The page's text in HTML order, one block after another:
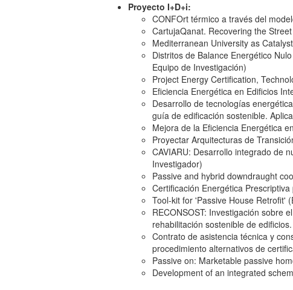
Proyecto I+D+i:
CONFOrt térmico a través del
CartujaQanat. Recovering the
Mediterranean University as
Distritos de Balance Energético
Equipo de Investigación)
Project Energy Certification,
Eficiencia Energética en Edificios
Desarrollo de tecnologías
guía de edificación sostenible.
Mejora de la Eficiencia Energética
Proyectar Arquitecturas de
CAVIARU: Desarrollo integrado de
Investigador)
Passive and hybrid downdraught
Certificación Energética
Tool-kit for 'Passive House Retrofit'
RECONSOST: Investigación sobre
rehabilitación sostenible de
Contrato de asistencia técnica y
procedimiento alternativos de
Passive on: Marketable passive
Development of an integrated